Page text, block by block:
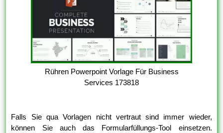
Rühren Powerpoint Vorlage Für Business
Services 173818
Falls Sie qua Vorlagen nicht vertraut sind immer wieder,
können Sie auch das Formularfüllungs-Tool einsetzen.